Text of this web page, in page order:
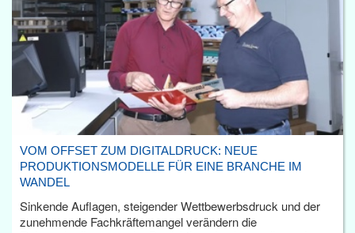
VOM OFFSET ZUM DIGITALDRUCK: NEUE
PRODUKTIONSMODELLE FÜR EINE BRANCHE IM
WANDEL
Sinkende Auflagen, steigender Wettbewerbsdruck und der
zunehmende Fachkräftemangel verändern die